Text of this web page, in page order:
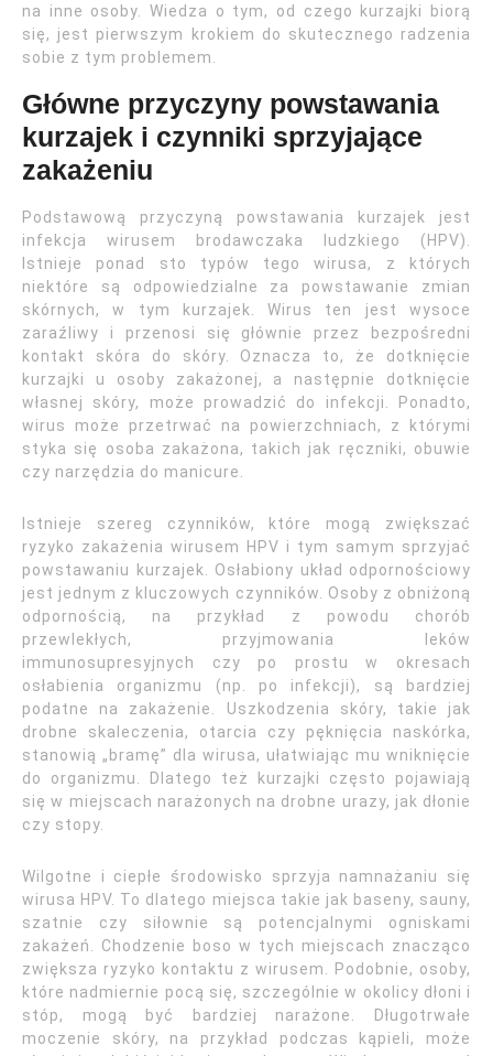
na inne osoby. Wiedza o tym, od czego kurzajki biorą
się, jest pierwszym krokiem do skutecznego radzenia
sobie z tym problemem.
Główne przyczyny powstawania
kurzajek i czynniki sprzyjające
zakażeniu
Podstawową przyczyną powstawania kurzajek jest
infekcja wirusem brodawczaka ludzkiego (HPV).
Istnieje ponad sto typów tego wirusa, z których
niektóre są odpowiedzialne za powstawanie zmian
skórnych, w tym kurzajek. Wirus ten jest wysoce
zaraźliwy i przenosi się głównie przez bezpośredni
kontakt skóra do skóry. Oznacza to, że dotknięcie
kurzajki u osoby zakażonej, a następnie dotknięcie
własnej skóry, może prowadzić do infekcji. Ponadto,
wirus może przetrwać na powierzchniach, z którymi
styka się osoba zakażona, takich jak ręczniki, obuwie
czy narzędzia do manicure.
Istnieje szereg czynników, które mogą zwiększać
ryzyko zakażenia wirusem HPV i tym samym sprzyjać
powstawaniu kurzajek. Osłabiony układ odpornościowy
jest jednym z kluczowych czynników. Osoby z obniżoną
odpornością, na przykład z powodu chorób
przewlekłych, przyjmowania leków
immunosupresyjnych czy po prostu w okresach
osłabienia organizmu (np. po infekcji), są bardziej
podatne na zakażenie. Uszkodzenia skóry, takie jak
drobne skaleczenia, otarcia czy pęknięcia naskórka,
stanowią „bramę” dla wirusa, ułatwiając mu wniknięcie
do organizmu. Dlatego też kurzajki często pojawiają
się w miejscach narażonych na drobne urazy, jak dłonie
czy stopy.
Wilgotne i ciepłe środowisko sprzyja namnażaniu się
wirusa HPV. To dlatego miejsca takie jak baseny, sauny,
szatnie czy siłownie są potencjalnymi ogniskami
zakażeń. Chodzenie boso w tych miejscach znacząco
zwiększa ryzyko kontaktu z wirusem. Podobnie, osoby,
które nadmiernie pocą się, szczególnie w okolicy dłoni i
stóp, mogą być bardziej narażone. Długotrwałe
moczenie skóry, na przykład podczas kąpieli, może